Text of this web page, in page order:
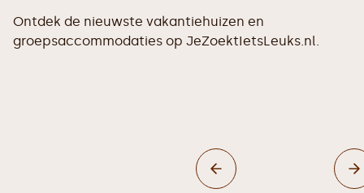
Ontdek de nieuwste vakantiehuizen en
groepsaccommodaties op JeZoektIetsLeuks.nl.